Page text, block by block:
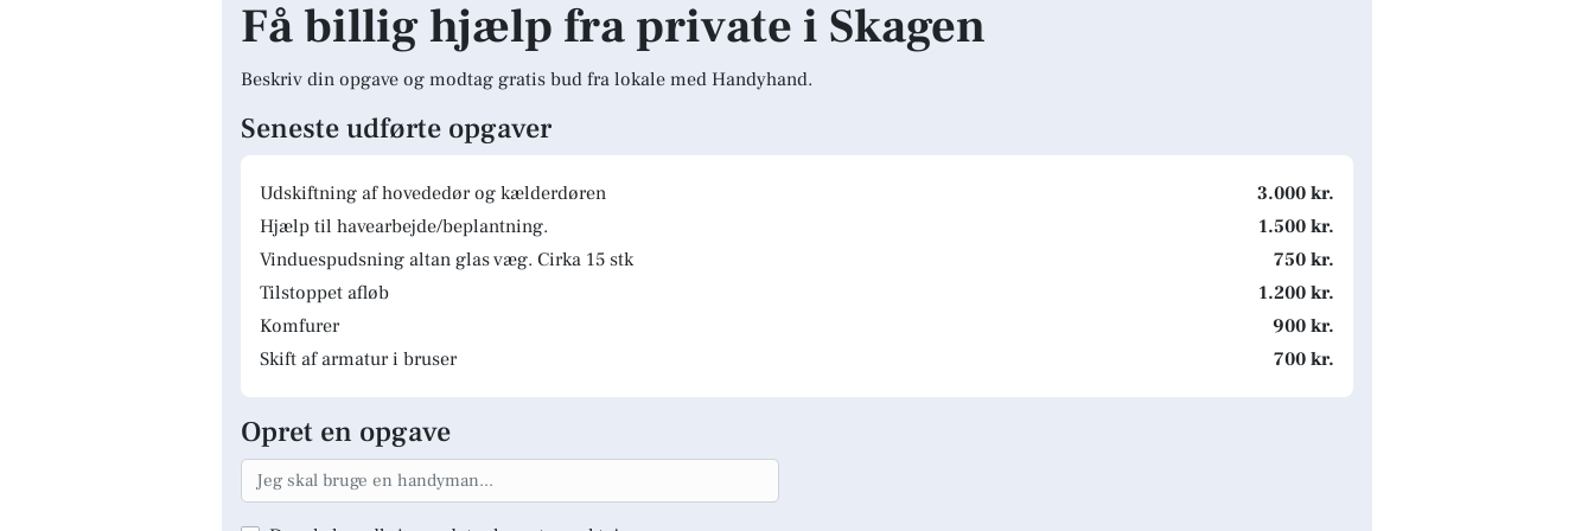
Få billig hjælp fra private i Skagen
Beskriv din opgave og modtag gratis bud fra lokale med Handyhand.
Seneste udførte opgaver
Udskiftning af hovededør og kælderdøren
3.000 kr.
Hjælp til havearbejde/beplantning.
1.500 kr.
Vinduespudsning altan glas væg. Cirka 15 stk
750 kr.
Tilstoppet afløb
1.200 kr.
Komfurer
900 kr.
Skift af armatur i bruser
700 kr.
Opret en opgave